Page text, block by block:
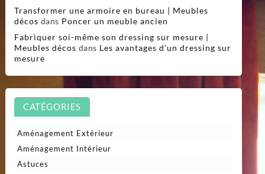
Transformer une armoire en bureau | Meubles
décos dans Poncer un meuble ancien
Fabriquer soi-même son dressing sur mesure |
Meubles décos dans Les avantages d’un dressing sur
mesure
CATÉGORIES
Aménagement Extérieur
Aménagement Intérieur
Astuces